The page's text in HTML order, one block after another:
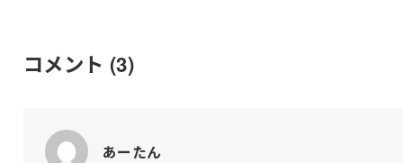
コメント (3)
あーたん